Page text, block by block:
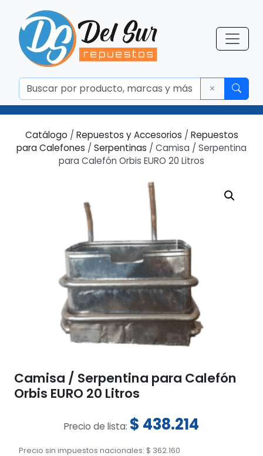
Catálogo / Repuestos y Accesorios / Repuestos
para Calefones / Serpentinas / Camisa / Serpentina
para Calefón Orbis EURO 20 Litros
Camisa / Serpentina para Calefón
Orbis EURO 20 Litros
Precio de lista: $ 438.214
Precio sin impuestos nacionales: $ 362.160